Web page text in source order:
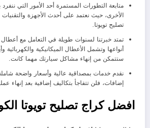
متابعة التطورات المستمرة أحد الأمور التي
الأخرى، حيث نعتمد على أحدث الأجهزة
تصليح تويوتا.
تمتد خبرتنا لسنوات طويلة في التعامل مع أعطال
أنواعها وتشمل الأعطال الميكانيكية والكهربائية
ستتمكن من إنهاء مشاكل سيارتك مهما كانت.
نقدم خدمات بمصداقية عالية وأسعار واضحة
إضافات، فلن تتفاجأ بتكاليف إضافية بعد إنهاء
افضل كراج تصليح تويوتا